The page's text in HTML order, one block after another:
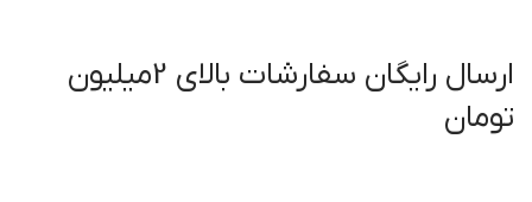
ارسال رایگان سفارشات بالای 2میلیون
تومان